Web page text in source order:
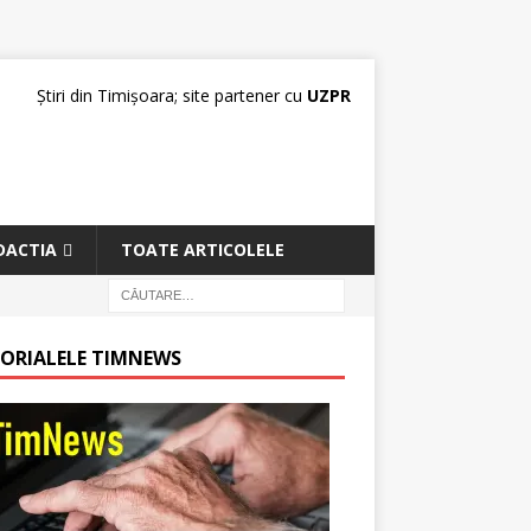
Știri din Timișoara; site partener cu UZPR
TOATE ARTICOLELE
TIMNEWS